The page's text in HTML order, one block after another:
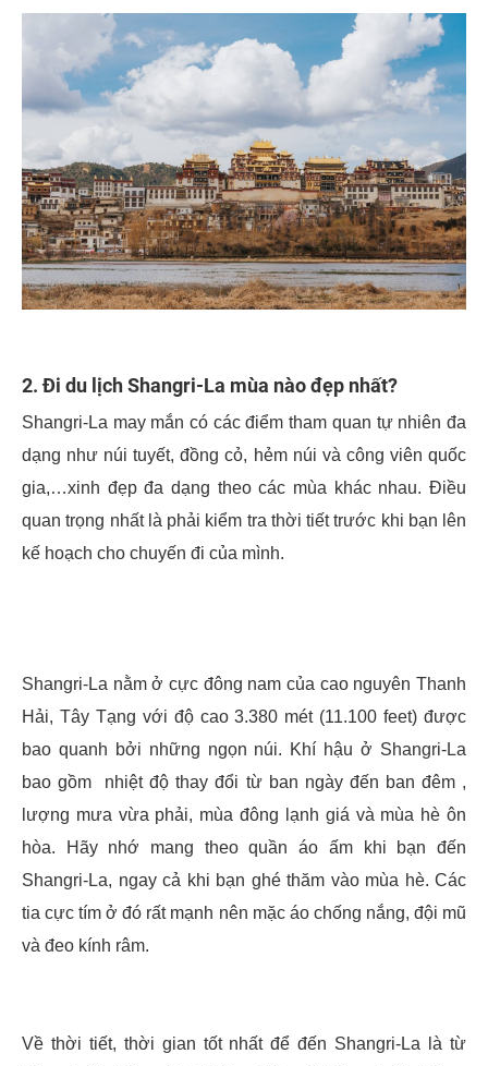
2. Đi du lịch Shangri-La mùa nào đẹp nhất?
Shangri-La may mắn có các điểm tham quan tự nhiên đa
dạng như núi tuyết, đồng cỏ, hẻm núi và công viên quốc
gia,…xinh đẹp đa dạng theo các mùa khác nhau. Điều
quan trọng nhất là phải kiểm tra thời tiết trước khi bạn lên
kế hoạch cho chuyến đi của mình.
Shangri-La nằm ở cực đông nam của cao nguyên Thanh
Hải, Tây Tạng với độ cao 3.380 mét (11.100 feet) được
bao quanh bởi những ngọn núi. Khí hậu ở Shangri-La
bao gồm nhiệt độ thay đổi từ ban ngày đến ban đêm ,
lượng mưa vừa phải, mùa đông lạnh giá và mùa hè ôn
hòa. Hãy nhớ mang theo quần áo ấm khi bạn đến
Shangri-La, ngay cả khi bạn ghé thăm vào mùa hè. Các
tia cực tím ở đó rất mạnh nên mặc áo chống nắng, đội mũ
và đeo kính râm.
Về thời tiết, thời gian tốt nhất để đến Shangri-La là từ